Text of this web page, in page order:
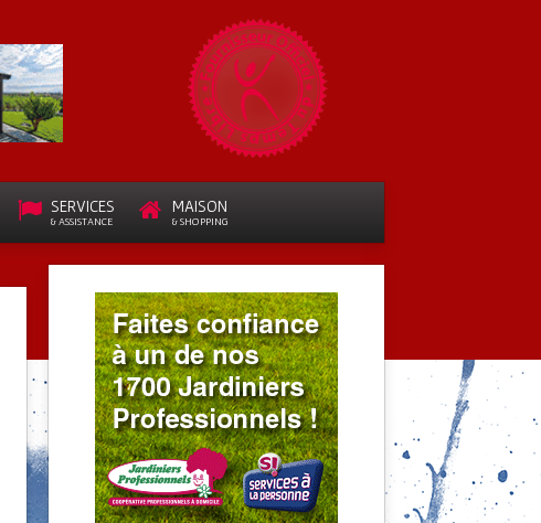
SERVICES
& ASSISTANCE
MAISON
& SHOPPING